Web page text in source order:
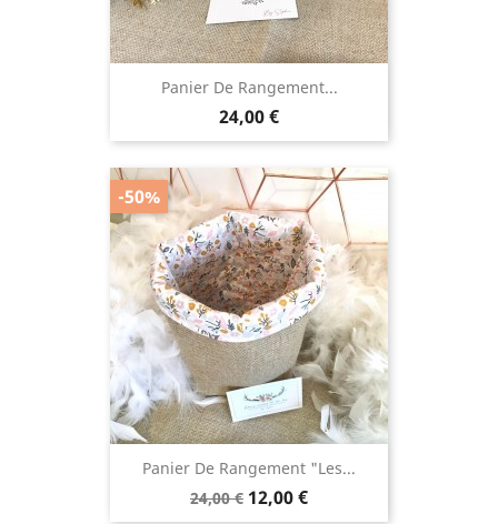
Panier De Rangement...
Prix
24,00 €
Panier De Rangement "Les...
Prix
de
24,00 € Prix
12,00 €
-50%